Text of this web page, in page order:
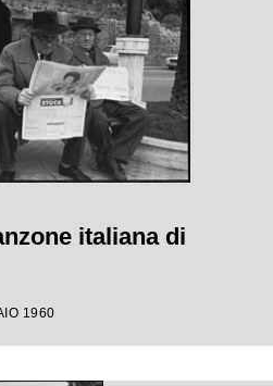
italiana di
1960